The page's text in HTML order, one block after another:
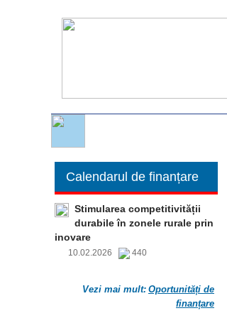
Calendarul de finanțare
Stimularea competitivității
durabile în zonele rurale prin
inovare
10.02.2026 440
Vezi mai mult: Oportunități de
finanțare